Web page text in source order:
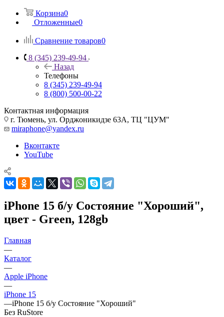
Корзина0
Отложенные0
Сравнение товаров0
8 (345) 239-49-94
Назад
Телефоны
8 (345) 239-49-94
8 (800) 500-00-22
Контактная информация
г. Тюмень, ул. Орджоникидзе 63А, ТЦ "ЦУМ"
miraphone@yandex.ru
Вконтакте
YouTube
iPhone 15 б/у Состояние "Хороший",
цвет - Green, 128gb
Главная
—
Каталог
—
Apple iPhone
—
iPhone 15
—iPhone 15 б/у Состояние "Хороший"
Без RuStore